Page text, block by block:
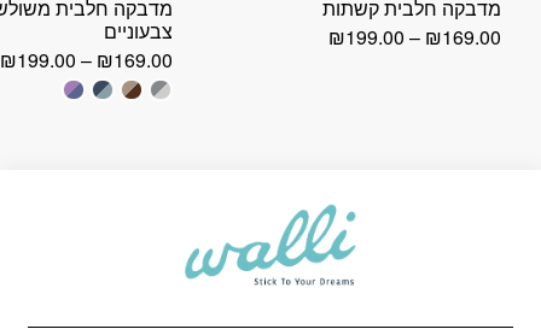
מדבקה חלבית קשתות
₪169.00
–
₪199.00
מדבקה חלבית
צבעוניים
₪169.00
–
₪199.00